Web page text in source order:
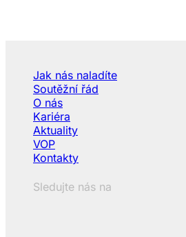
Jak nás naladíte
Soutěžní řád
O nás
Kariéra
Aktuality
VOP
Kontakty
Sledujte nás na